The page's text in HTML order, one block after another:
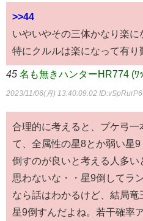
>>44
いやいやその三体かなり楽に
特にクルルは楽になって有り
45 名も無きハンターHR774 (ﾜ
2023/11/06(月) 13:40:09.02
合理的に考えると、プケ弓一
て、全属性の星8とか弱い星9
倒すのが良いと考える人多
思わないな・・星9倒してラ
なら話はわかるけど、結局竜
星9倒すんだよね。若干確率